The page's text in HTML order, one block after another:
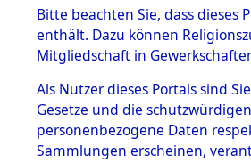
BESTÄNDE
1.
mente
5. Verschiedenes
5.3
Todesmärsche
Bitte beachten Sie, dass
enthält. Dazu können
Mitgliedschaft in
Als Nutzer dieses Portals sind
Gesetze und die
personenbezogene Daten
Sammlungen erscheinen,